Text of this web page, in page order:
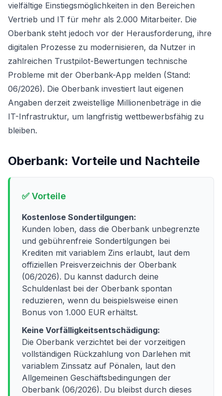
vielfältige Einstiegsmöglichkeiten in den Bereichen
Vertrieb und IT für mehr als 2.000 Mitarbeiter. Die
Oberbank steht jedoch vor der Herausforderung, ihre
digitalen Prozesse zu modernisieren, da Nutzer in
zahlreichen Trustpilot-Bewertungen technische
Probleme mit der Oberbank-App melden (Stand:
06/2026). Die Oberbank investiert laut eigenen
Angaben derzeit zweistellige Millionenbeträge in die
IT-Infrastruktur, um langfristig wettbewerbsfähig zu
bleiben.
Oberbank: Vorteile und Nachteile
✅ Vorteile
Kostenlose Sondertilgungen:
Kunden loben, dass die Oberbank unbegrenzte
und gebührenfreie Sondertilgungen bei
Krediten mit variablem Zins erlaubt, laut dem
offiziellen Preisverzeichnis der Oberbank
(06/2026). Du kannst dadurch deine
Schuldenlast bei der Oberbank spontan
reduzieren, wenn du beispielsweise einen
Bonus von 1.000 EUR erhältst.
Keine Vorfälligkeitsentschädigung:
Die Oberbank verzichtet bei der vorzeitigen
vollständigen Rückzahlung von Darlehen mit
variablem Zinssatz auf Pönalen, laut den
Allgemeinen Geschäftsbedingungen der
Oberbank (06/2026). Du bleibst durch dieses